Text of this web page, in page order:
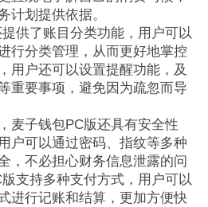
计划提供依据。
供了账目分类功能，用户可以
行分类管理，从而更好地掌控
用户还可以设置提醒功能，及
重要事项，避免因为疏忽而导
麦子钱包PC版还具有安全性
户可以通过密码、指纹等多种
，不必担心财务信息泄露的问
支持多种支付方式，用户可以
进行记账和结算，更加方便快